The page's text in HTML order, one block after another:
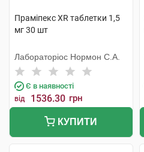
Праміпекс XR таблетки 1,5
мг 30 шт
Лабораторіос Нормон С.А.
Є в наявності
від 1536.30 грн
КУПИТИ